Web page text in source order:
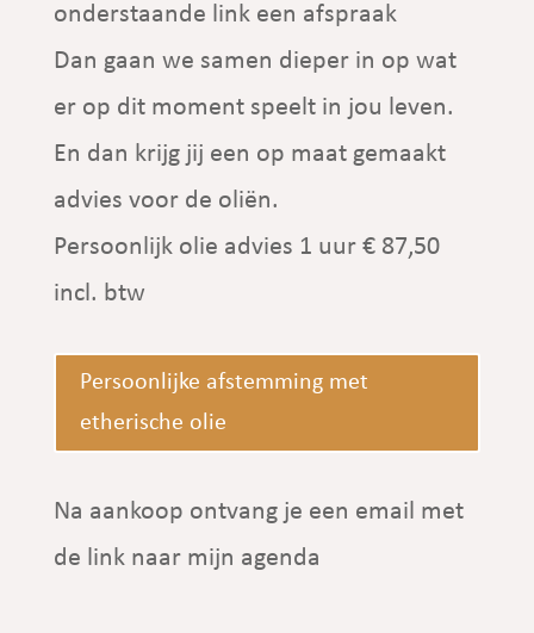
onderstaande link een afspraak
Dan gaan we samen dieper in op wat
er op dit moment speelt in jou leven.
En dan krijg jij een op maat gemaakt
advies voor de oliën.
Persoonlijk olie advies 1 uur € 87,50
incl. btw
Persoonlijke afstemming met
etherische olie
Na aankoop ontvang je een email met
de link naar mijn agenda